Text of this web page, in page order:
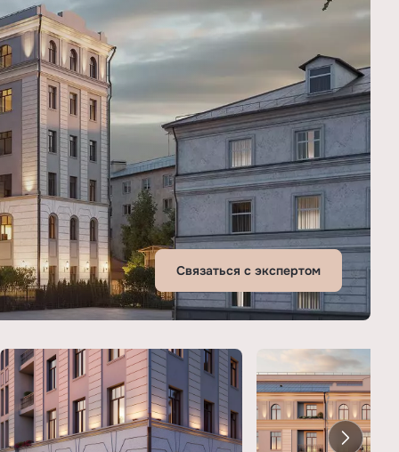
Связаться с экспертом